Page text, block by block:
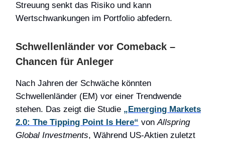
Streuung senkt das Risiko und kann
Wertschwankungen im Portfolio abfedern.
Schwellenländer vor Comeback –
Chancen für Anleger
Nach Jahren der Schwäche könnten
Schwellenländer (EM) vor einer Trendwende
stehen. Das zeigt die Studie „Emerging Markets
2.0: The Tipping Point Is Here“ vonAllspring
Global Investments, Während US-Aktien zuletzt